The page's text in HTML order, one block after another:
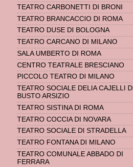
TEATRO CARBONETTI DI BRONI
TEATRO BRANCACCIO DI ROMA
TEATRO DUSE DI BOLOGNA
TEATRO CARCANO DI MILANO
SALA UMBERTO DI ROMA
CENTRO TEATRALE BRESCIANO
PICCOLO TEATRO DI MILANO
TEATRO SOCIALE DELIA CAJELLI DI
BUSTO ARSIZIO
TEATRO SISTINA DI ROMA
TEATRO COCCIA DI NOVARA
TEATRO SOCIALE DI STRADELLA
TEATRO FONTANA DI MILANO
TEATRO COMUNALE ABBADO DI
FERRARA